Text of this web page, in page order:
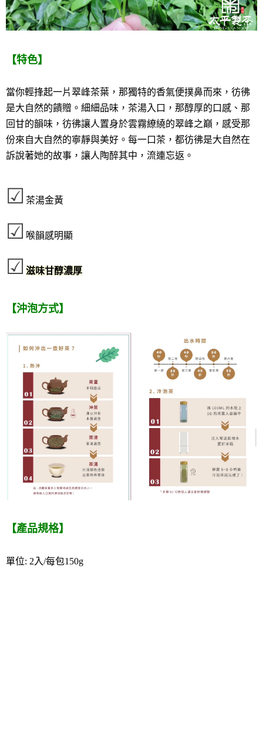
【特色】
當你輕捀起一片翠峰茶葉，那獨特的香氣便撲鼻而來，彷彿
是大自然的饋贈。細細品味，茶湯入口，那醇厚的口感、那
回甘的韻味， 彷彿讓人置身於雲霧繚繞的翠峰之巔，感受那
份來自大自然的寧靜與美好。每一口茶，都彷彿是大自然在
訴說著她的故事，讓人陶醉其中，流連忘返。
☑ 茶湯金黃
☑ 喉韻感明顯
☑ 滋味甘醇濃厚
【沖泡方式】
【產品規格】
單位: 2入/每包150g